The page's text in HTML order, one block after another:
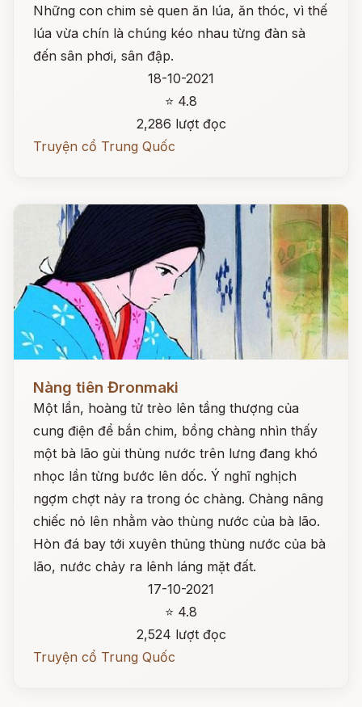
Những con chim sẻ quen ăn lúa, ăn thóc, vì thế
lúa vừa chín là chúng kéo nhau từng đàn sà
đến sân phơi, sân đập.
18-10-2021
⭐ 4.8
2,286 lượt đọc
Truyện cổ Trung Quốc
Nàng tiên Đronmaki
Một lần, hoàng tử trèo lên tầng thượng của
cung điện để bắn chim, bồng chàng nhìn thấy
một bà lão gùi thùng nước trên lưng đang khó
nhọc lần từng bước lên dốc. Ý nghĩ nghịch
ngợm chợt nảy ra trong óc chàng. Chàng nâng
chiếc nỏ lên nhằm vào thùng nước của bà lão.
Hòn đá bay tới xuyên thủng thùng nước của bà
lão, nước chảy ra lênh láng mặt đất.
17-10-2021
⭐ 4.8
2,524 lượt đọc
Truyện cổ Trung Quốc